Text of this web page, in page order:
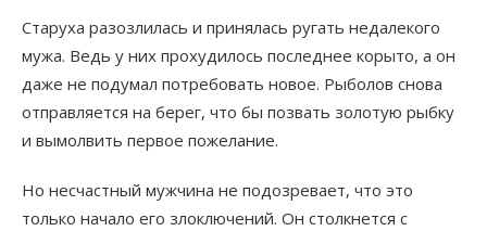
Старуха разозлилась и принялась ругать недалекого
мужа. Ведь у них прохудилось последнее корыто, а он
даже не подумал потребовать новое. Рыболов снова
отправляется на берег, что бы позвать золотую рыбку
и вымолвить первое пожелание.
Но несчастный мужчина не подозревает, что это
только начало его злоключений. Он столкнется с